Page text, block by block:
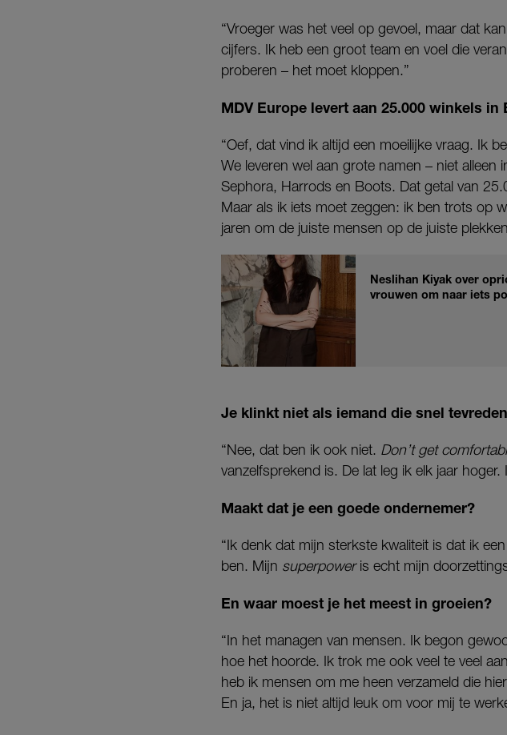
“Vroeger was het veel op gevoel, maar dat
cijfers. Ik heb een groot team en voel die
proberen – het moet kloppen.”
MDV Europe levert aan 25.000 winkels
“Oef, dat vind ik altijd een moeilijke vraag. Ik
We leveren wel aan grote namen – niet
Sephora, Harrods en Boots. Dat getal van
Maar als ik iets moet zeggen: ik ben trots op
jaren om de juiste mensen op de juiste
Neslihan Kiyak over
vrouwen om naar iets
Je klinkt niet als iemand die snel
“Nee, dat ben ik ook niet. Don’t get
vanzelfsprekend is. De lat leg ik elk jaar
Maakt dat je een goede ondernemer?
“Ik denk dat mijn sterkste kwaliteit is dat ik
ben. Mijn superpoweris echt mijn
En waar moest je het meest in groeien?
“In het managen van mensen. Ik begon
hoe het hoorde. Ik trok me ook veel te veel
heb ik mensen om me heen verzameld die
En ja, het is niet altijd leuk om voor mij te